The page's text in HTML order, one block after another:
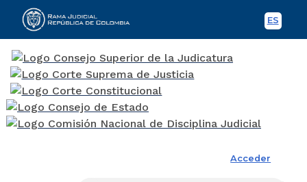
ES
Acceder